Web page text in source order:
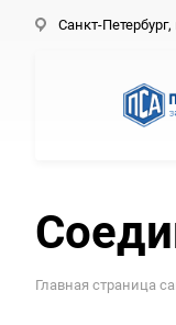
Санкт-
Главная страница